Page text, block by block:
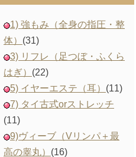
1) 強もみ（全身の指圧・整
体） (31)
3) リフレ（足つぼ・ふくら
はぎ） (22)
5) イヤーエステ（耳） (11)
7) タイ古式orストレッチ
(11)
9)ヴィーブ（Vリンパ＋最
高の睾丸） (16)